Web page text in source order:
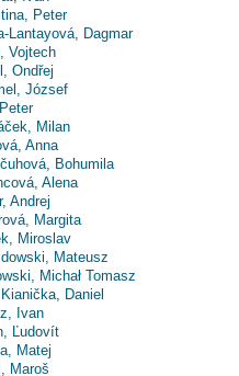
Peter
Lantayová, Dagmar
Vojtech
Ondřej
József
Milan
Anna
Bohumila
Alena
Andrej
Margita
Miroslav
Mateusz
Michał Tomasz
Daniel
Ivan
Ľudovít
Matej
Maroš